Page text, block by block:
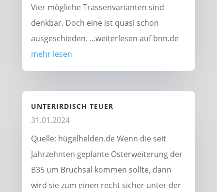
Vier mögliche Trassenvarianten sind
denkbar. Doch eine ist quasi schon
ausgeschieden. ...weiterlesen auf bnn.de
mehr lesen
UNTERIRDISCH TEUER
31.01.2024
Quelle: hügelhelden.de Wenn die seit
Jahrzehnten geplante Osterweiterung der
B35 um Bruchsal kommen sollte, dann
wird sie zum einen recht sicher unter der